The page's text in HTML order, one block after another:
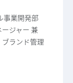
事業開発部
ャー 兼
管理
ト三部